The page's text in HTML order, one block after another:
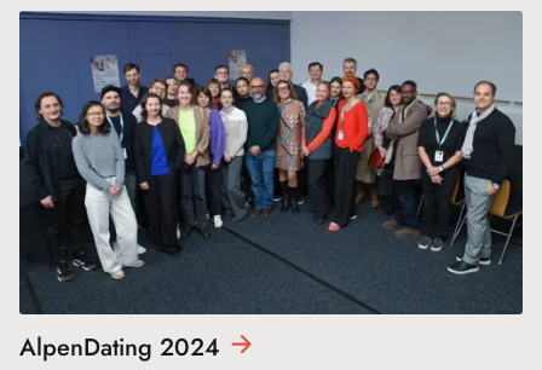
AlpenDating 2024